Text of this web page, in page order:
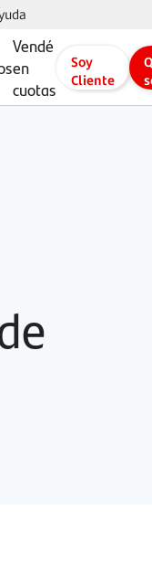
Vendé
en
cuotas
Soy
Cliente